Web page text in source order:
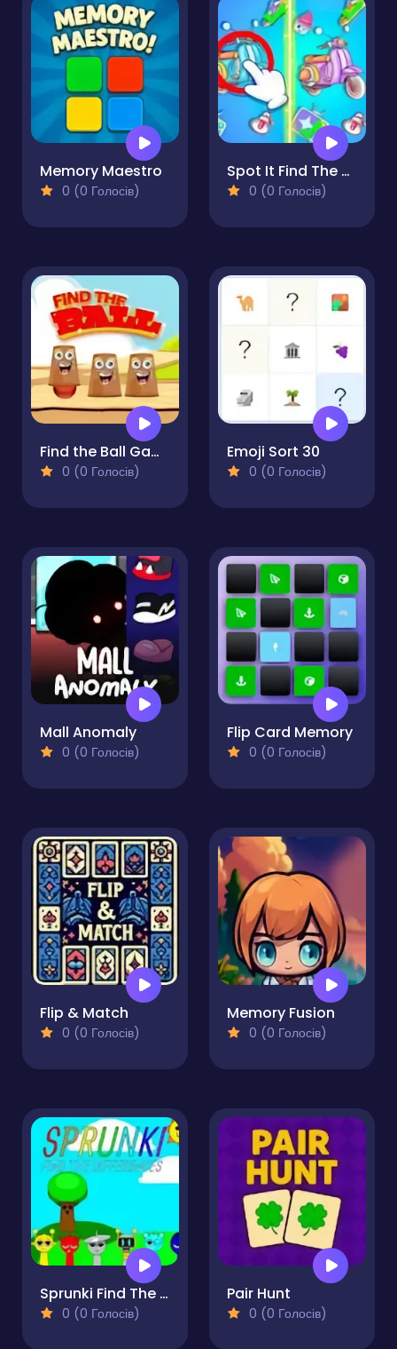
Memory Maestro
0 (0 Голосів)
Spot It Find The Difference
0 (0 Голосів)
Find the Ball Game
0 (0 Голосів)
Emoji Sort 30
0 (0 Голосів)
Mall Anomaly
0 (0 Голосів)
Flip Card Memory
0 (0 Голосів)
Flip & Match
0 (0 Голосів)
Memory Fusion
0 (0 Голосів)
Sprunki Find The Differences
0 (0 Голосів)
Pair Hunt
0 (0 Голосів)